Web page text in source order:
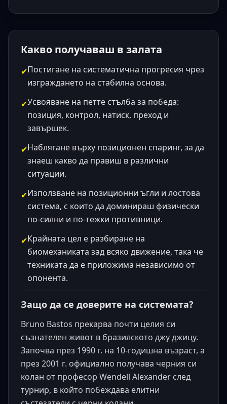
Какво получаваш в залата
✔Постигане на систематична прогресия чрез
изграждането на стабилна основа.
✔Усвояване на петте стълба за победа:
позиция, контрол, натиск, преход и
завършек.
✔Наблягане върху позиционен спаринг, за да
знаеш какво да правиш в различни
ситуации.
✔Използване на позиционни ъгли и лостова
система, с които да доминираш физически
по-силни и по-тежки противници.
✔Крайната цел е разбиране на
биомеханиката зад всяко движение, така че
техниката да е приложима независимо от
опонента.
Защо да се доверите на системата?
Bruno Bastos прекарва почти целия си
съзнателен живот в бразилското джу джицу.
Започва през 1990 г. на 10-годишна възраст, а
през 2001 г. официално получава черния си
колан от професор Wendell Alexander след
турнир, в който побеждава елитни